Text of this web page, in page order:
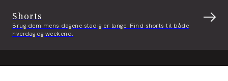
Shorts
Brug dem mens dagene stadig er lange. Find shorts til både
hverdag og weekend.